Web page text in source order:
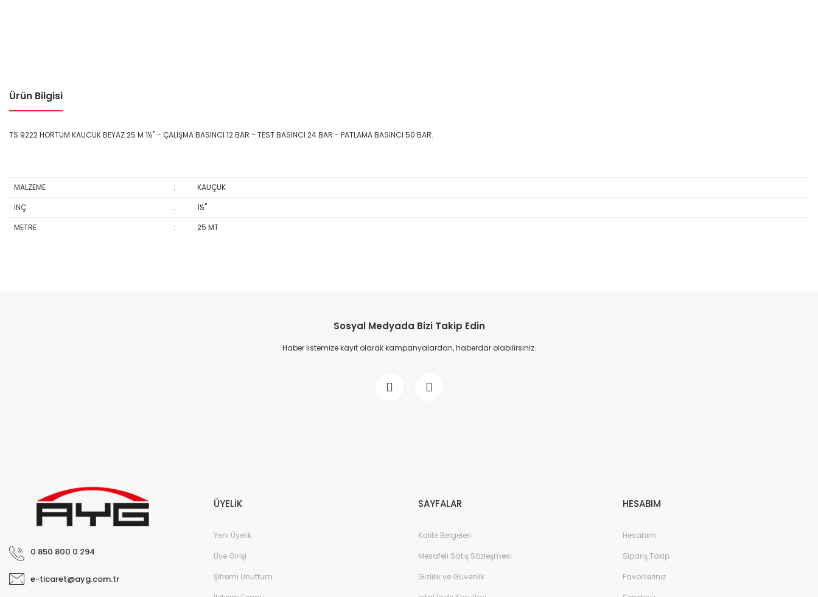
Ürün Bilgisi
TS 9222 HORTUM KAUCUK BEYAZ 25 M 1½" - ÇALIŞMA BASINCI 12 BAR - TEST BASINCI 24 BAR - PATLAMA BASINCI 50 BAR.
MALZEME :
KAUÇUK
İNÇ
:
1½''
METRE
: 25 MT
Sosyal Medyada Bizi Takip Edin
Haber listemize kayıt olarak kampanyalardan, haberdar olabilirsiniz.
0 850 800 0 294
e-ticaret@ayg.com.tr
ÜYELİK
Yeni Üyelik
Üye Girişi
Şifremi Unuttum
SAYFALAR
Kalite Belgeleri
Mesafeli Satış Sözleşmesi
Gizlilik ve Güvenlik
HESABIM
Hesabım
Sipariş Takip
Favorileriniz